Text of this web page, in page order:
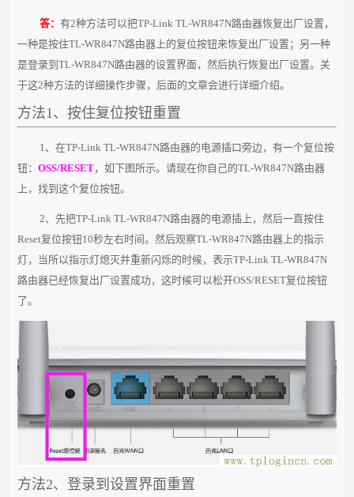
答： 有2种方法可以把TP-Link TL-WR847N路由器恢复出厂设置，
一种是按住TL-WR847N路由器上的复位按钮来恢复出厂设置；另一种
是登录到TL-WR847N路由器的设置界面，然后执行恢复出厂设置。关
于这2种方法的详细操作步骤，后面的文章会进行详细介绍。
方法1、按住复位按钮重置
1、在TP-Link TL-WR847N路由器的电源插口旁边，有一个复位按
钮：OSS/RESET，如下图所示。请现在你自己的TL-WR847N路由器
上，找到这个复位按钮。
2、先把TP-Link TL-WR847N路由器的电源插上，然后一直按住
Reset复位按钮10秒左右时间。然后观察TL-WR847N路由器上的指示
灯，当所以指示灯熄灭并重新闪烁的时候，表示TP-Link TL-WR847N
路由器已经恢复出厂设置成功，这时候可以松开OSS/RESET复位按钮
了。
方法2、登录到设置界面重置